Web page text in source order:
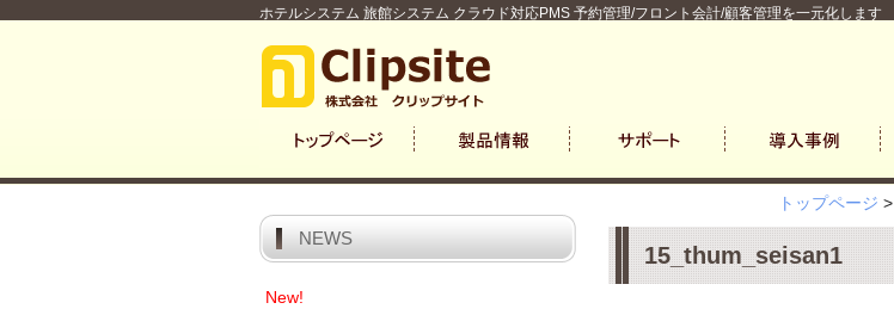
ホテルシステム 旅館システム クラウド対応PMS 予約管理/フロント会計/顧客管理を一元化します
トップページ >
15_thum_seisan1
NEWS
New!